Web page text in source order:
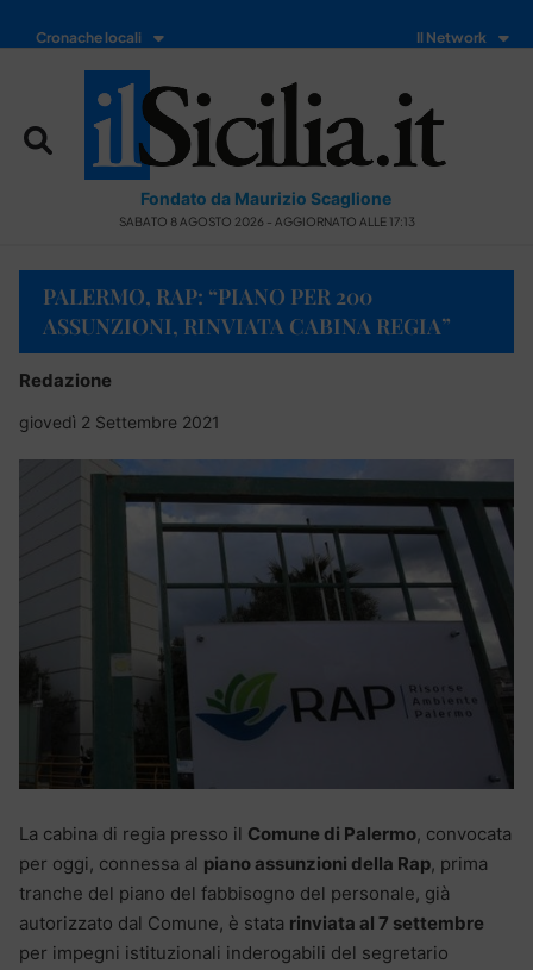
Cronache locali Il Network
Fondato da Maurizio Scaglione
SABATO 8 AGOSTO 2026 - AGGIORNATO ALLE 17:13
PALERMO, RAP: “PIANO PER 200
ASSUNZIONI, RINVIATA CABINA REGIA”
Redazione
giovedì 2 Settembre 2021
La cabina di regia presso il Comune di Palermo, convocata
per oggi, connessa al piano assunzioni della Rap, prima
tranche del piano del fabbisogno del personale, già
autorizzato dal Comune, è stata rinviata al 7 settembre
per impegni istituzionali inderogabili del segretario